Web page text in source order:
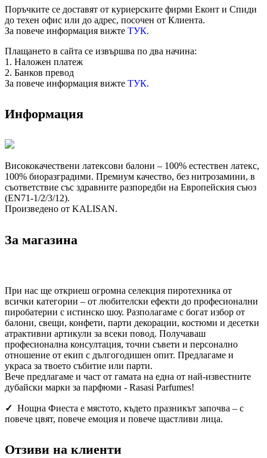
Поръчките се доставят от куриерските фирми Еконт и Спиди
до техен офис или до адрес, посочен от Клиента.
За повече информация вижте ТУК.
Плащането в сайта се извършва по два начина:
1. Наложен платеж
2. Банков превод
За повече информация вижте ТУК.
Информация
Висококачествени латексови балони – 100% естествен латекс,
100% биоразградими. Премиум качество, без нитрозамини, в
съответствие със здравните разпоредби на Европейския съюз
(EN71-1/2/3/12).
Произведено от KALISAN.
За магазина
При нас ще откриеш огромна селекция пиротехника от
всички категории – от любителски ефекти до професионални
пиробатерии с истинско шоу. Разполагаме с богат избор от
балони, свещи, конфети, парти декорации, костюми и десетки
атрактивни артикули за всеки повод. Получаваш
професионална консултация, точни съвети и персонално
отношение от екип с дългогодишен опит. Предлагаме и
украса за твоето събитие или парти.
Вече предлагаме и част от гамата на една от най-известните
дубайски марки за парфюми - Rasasi Parfumes!
✓ Нощна Фиеста е мястото, където празникът започва – с
повече цвят, повече емоция и повече щастливи лица.
Отзиви на клиенти